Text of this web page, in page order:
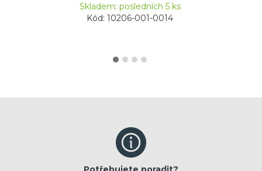
Skladem: posledních 5 ks
Kód: 10206-001-0014